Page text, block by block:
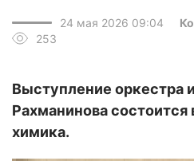
24 мая 2026 09:04
253
Выступление оркестра
Рахманинова
химика.